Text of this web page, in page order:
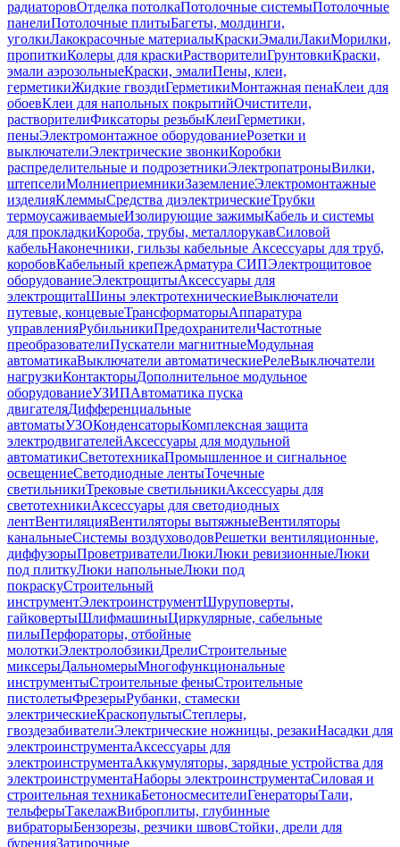
радиаторовОтделка потолкаПотолочные системыПотолочные
панелиПотолочные плитыБагеты, молдинги,
уголкиЛакокрасочные материалыКраскиЭмалиЛакиМорилки,
пропиткиКолеры для краскиРастворителиГрунтовкиКраски,
эмали аэрозольныеКраски, эмалиПены, клеи,
герметикиЖидкие гвоздиГерметикиМонтажная пенаКлеи для
обоевКлеи для напольных покрытийОчистители,
растворителиФиксаторы резьбыКлеиГерметики,
пеныЭлектромонтажное оборудованиеРозетки и
выключателиЭлектрические звонкиКоробки
распределительные и подрозетникиЭлектропатроныВилки,
штепселиМолниеприемникиЗаземлениеЭлектромонтажные
изделияКлеммыСредства диэлектрическиеТрубки
термоусаживаемыеИзолирующие зажимыКабель и системы
для прокладкиКороба, трубы, металлорукавСиловой
кабельНаконечники, гильзы кабельные Аксессуары для труб,
коробовКабельный крепежАрматура СИПЭлектрощитовое
оборудованиеЭлектрощитыАксессуары для
электрощитаШины электротехническиеВыключатели
путевые, концевыеТрансформаторыАппаратура
управленияРубильникиПредохранителиЧастотные
преобразователиПускатели магнитныеМодульная
автоматикаВыключатели автоматическиеРелеВыключатели
нагрузкиКонтакторыДополнительное модульное
оборудованиеУЗИПАвтоматика пуска
двигателяДифференциальные
автоматыУЗОКонденсаторыКомплексная защита
электродвигателейАксессуары для модульной
автоматикиСветотехникаПромышленное и сигнальное
освещениеСветодиодные лентыТочечные
светильникиТрековые светильникиАксессуары для
светотехникиАксессуары для светодиодных
лентВентиляцияВентиляторы вытяжныеВентиляторы
канальныеСистемы воздуховодовРешетки вентиляционные,
диффузорыПроветривателиЛюкиЛюки ревизионныеЛюки
под плиткуЛюки напольныеЛюки под
покраскуСтроительный
инструментЭлектроинструментШуруповерты,
гайковертыШлифмашиныЦиркулярные, сабельные
пилыПерфораторы, отбойные
молоткиЭлектролобзикиДрелиСтроительные
миксерыДальномерыМногофункциональные
инструментыСтроительные феныСтроительные
пистолетыФрезерыРубанки, стамески
электрическиеКраскопультыСтеплеры,
гвоздезабивателиЭлектрические ножницы, резакиНасадки для
электроинструментаАксессуары для
электроинструментаАккумуляторы, зарядные устройства для
электроинструментаНаборы электроинструментаСиловая и
строительная техникаБетоносмесителиГенераторыТали,
тельферыТакелажВиброплиты, глубинные
вибраторыБензорезы, резчики швовСтойки, дрели для
буренияЗатирочные